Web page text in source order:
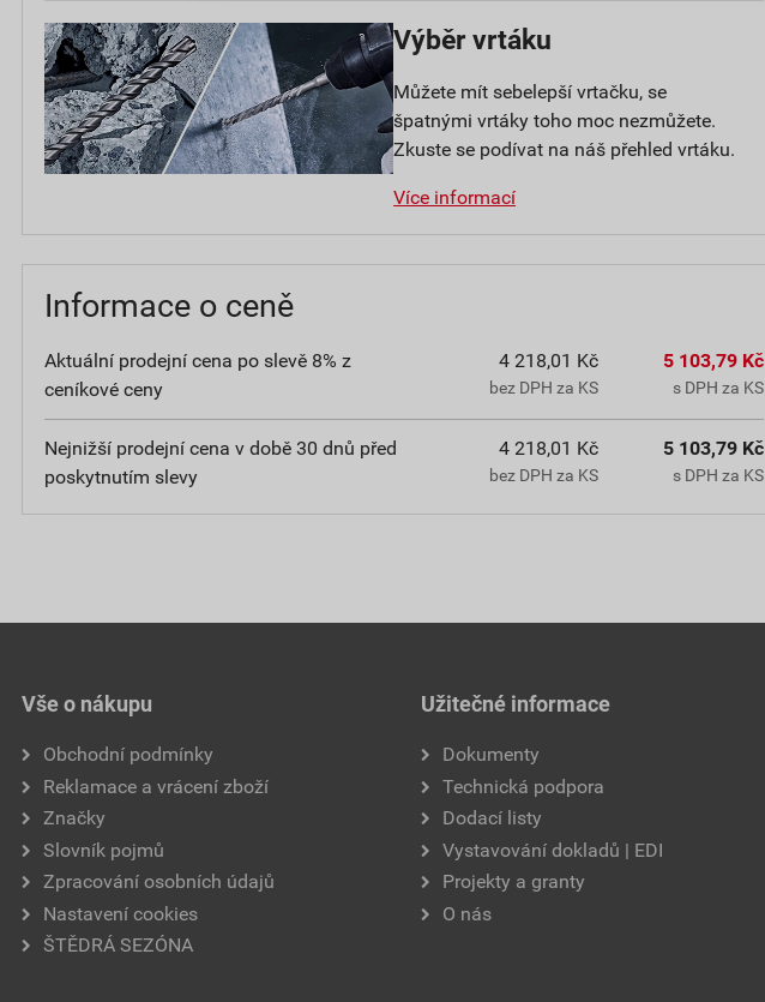
Výběr vrtáku
Můžete mít sebelepší vrtačku, se
špatnými vrtáky toho moc nezmůžete.
Zkuste se podívat na náš přehled vrtáku.
Více informací
Informace o ceně
Aktuální prodejní cena po slevě 8% z
ceníkové ceny
4 218,01 Kč
bez DPH za KS
5 103,79 Kč
s DPH za KS
Nejnižší prodejní cena v době 30 dnů před
poskytnutím slevy
4 218,01 Kč
bez DPH za KS
5 103,79 Kč
s DPH za KS
Vše o nákupu
Obchodní podmínky
Reklamace a vrácení zboží
Značky
Slovník pojmů
Zpracování osobních údajů
Nastavení cookies
ŠTĚDRÁ SEZÓNA
Užitečné informace
Dokumenty
Technická podpora
Dodací listy
Vystavování dokladů | EDI
Projekty a granty
O nás